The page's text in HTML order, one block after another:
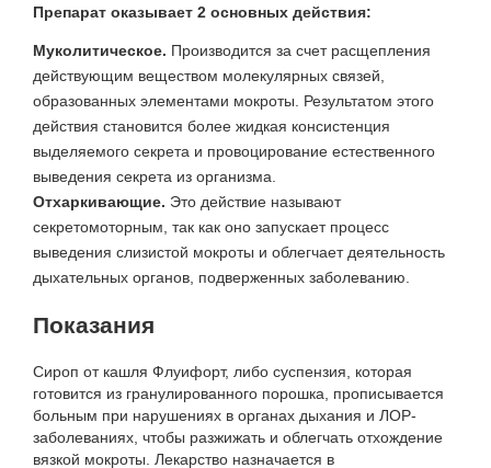
Препарат оказывает 2 основных действия:
Муколитическое. Производится за счет расщепления
действующим веществом молекулярных связей,
образованных элементами мокроты. Результатом этого
действия становится более жидкая консистенция
выделяемого секрета и провоцирование естественного
выведения секрета из организма.
Отхаркивающие. Это действие называют
секретомоторным, так как оно запускает процесс
выведения слизистой мокроты и облегчает деятельность
дыхательных органов, подверженных заболеванию.
Показания
Сироп от кашля Флуифорт, либо суспензия, которая
готовится из гранулированного порошка, прописывается
больным при нарушениях в органах дыхания и ЛОР-
заболеваниях, чтобы разжижать и облегчать отхождение
вязкой мокроты. Лекарство назначается в